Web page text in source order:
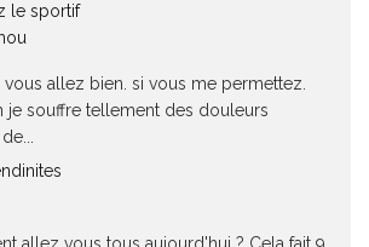
le sportif
vous allez bien. si vous me permettez.
je souffre tellement des douleurs